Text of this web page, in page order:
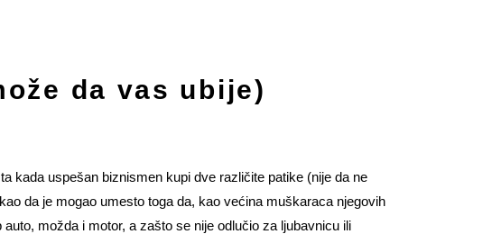
da vas ubije)
kada uspešan biznismen kupi dve različite patike (nije da ne
da je mogao umesto toga da, kao većina muškaraca njegovih
možda i motor, a zašto se nije odlučio za ljubavnicu ili